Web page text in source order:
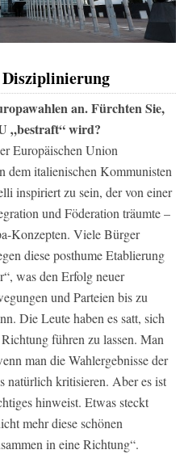
an. Fürchten Sie,
„bestraft“ wird?
Europäischen Union
dem italienischen Kommunisten
inspiriert zu sein, der von einer
und Föderation träumte –
Konzepten. Viele Bürger
diese posthume Etablierung
was den Erfolg neuer
und Parteien bis zu
Die Leute haben es satt, sich
führen zu lassen. Man
man die Wahlergebnisse der
natürlich kritisieren. Aber es ist
hinweist. Etwas steckt
mehr diese schönen
in eine Richtung“.